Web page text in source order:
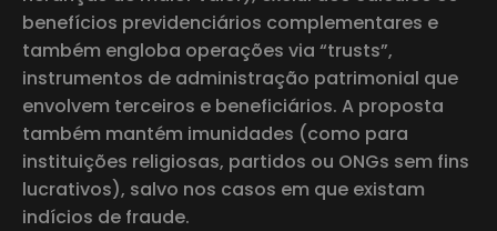
benefícios previdenciários complementares e
também engloba operações via “trusts”,
instrumentos de administração patrimonial que
envolvem terceiros e beneficiários. A proposta
também mantém imunidades (como para
instituições religiosas, partidos ou ONGs sem fins
lucrativos), salvo nos casos em que existam
indícios de fraude.